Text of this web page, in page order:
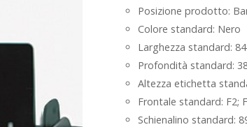
Posizione prodotto:
Colore standard: Nero
Larghezza standard:
Profondità standard:
Altezza etichetta
Frontale standard: F2;
Schienalino standard: